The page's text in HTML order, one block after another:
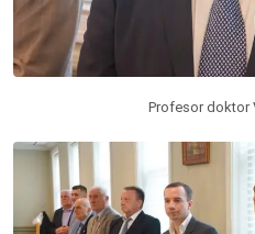
Profesor doktor